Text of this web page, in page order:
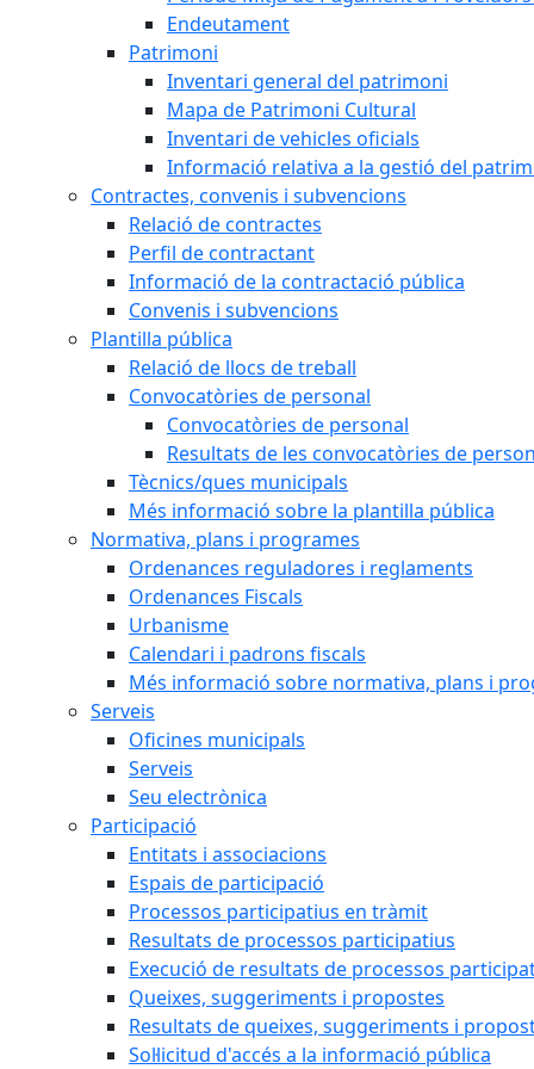
Endeutament
Patrimoni
Inventari general del patrimoni
Mapa de Patrimoni Cultural
Inventari de vehicles oficials
Informació relativa a la gestió del
Contractes, convenis i subvencions
Relació de contractes
Perfil de contractant
Informació de la contractació pública
Convenis i subvencions
Plantilla pública
Relació de llocs de treball
Convocatòries de personal
Convocatòries de personal
Resultats de les convocatòries de
Tècnics/ques municipals
Més informació sobre la plantilla pública
Normativa, plans i programes
Ordenances reguladores i reglaments
Ordenances Fiscals
Urbanisme
Calendari i padrons fiscals
Més informació sobre normativa, plans i
Serveis
Oficines municipals
Serveis
Seu electrònica
Participació
Entitats i associacions
Espais de participació
Processos participatius en tràmit
Resultats de processos participatius
Execució de resultats de processos
Queixes, suggeriments i propostes
Resultats de queixes, suggeriments i
Sol·licitud d'accés a la informació pública